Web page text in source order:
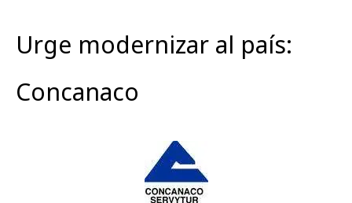
Urge modernizar al país:
Concanaco